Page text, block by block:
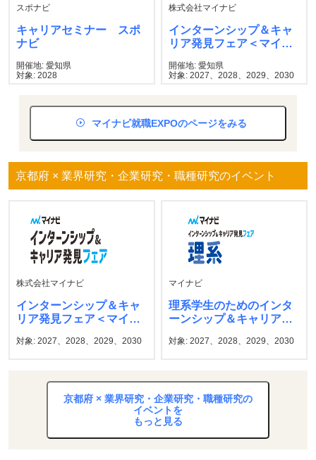
スポナビ
キャリアセミナー スポ
ナビ
開催地: 愛知県
対象: 2028
株式会社マイナビ
インターンシップ＆キャ
リア発見フェア＜マイナ
開催地: 愛知県
対象: 2027、2028、2029、2030
マイナビ就職EXPOのページをみる
京都府 × 業界研究・企業研究・職種研究のイベント
株式会社マイナビ
インターンシップ＆キャ
リア発見フェア＜マイナ
対象: 2027、2028、2029、2030
マイナビ
理系学生のためのインタ
ーンシップ＆キャリア発
対象: 2027、2028、2029、2030
京都府 × 業界研究・企業研究・職種研究の
イベントを
もっと見る